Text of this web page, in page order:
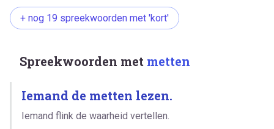
+ nog 19 spreekwoorden met 'kort'
Spreekwoorden met metten
Iemand de metten lezen.
Iemand flink de waarheid vertellen.